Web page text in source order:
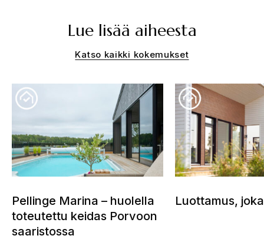
Lue lisää aiheesta
Katso kaikki kokemukset
Pellinge Marina – huolella
toteutettu keidas Porvoon
saaristossa
Luottamus,